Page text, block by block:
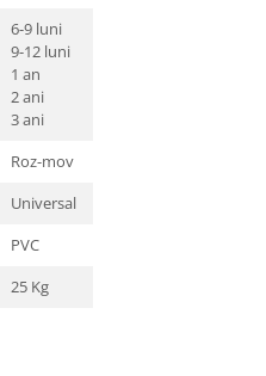
6-9 luni
9-12 luni
1 an
2 ani
3 ani
Roz-mov
Universal
PVC
25 Kg